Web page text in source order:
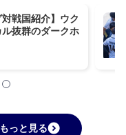
対戦国紹介】ウク
抜群のダークホ
っと見る